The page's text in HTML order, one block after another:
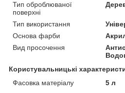
Тип оброблюваної
поверхні
Тип використання
Основа фарби
Вид просочення
Користувальницькі
Фасовка матеріалу
5 л